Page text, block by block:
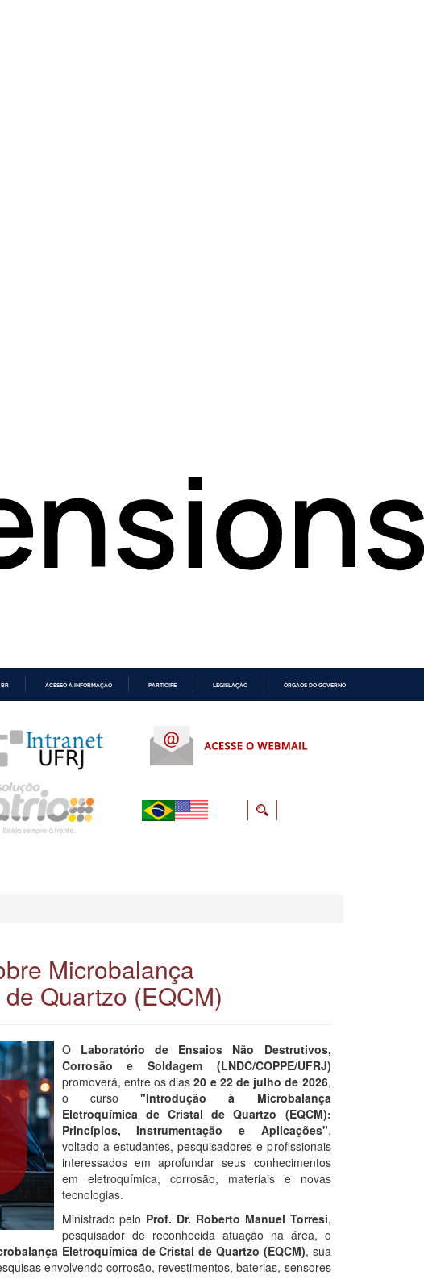
BR ACESSO À INFORMAÇÃO PARTICIPE LEGISLAÇÃO ÓRGÃOS DO GOVERNO
Microbalança
Quartzo (EQCM)
O Laboratório de Ensaios Não Destrutivos,
Corrosão e Soldagem (LNDC/COPPE/UFRJ)
promoverá, entre os dias20 e 22 de julho de 2026,
o curso "Introdução à Microbalança
Eletroquímica de Cristal de Quartzo (EQCM):
Princípios, Instrumentação e Aplicações",
voltado a estudantes, pesquisadores e profissionais
interessados em aprofundar seus conhecimentos
em eletroquímica, corrosão, materiais e novas
tecnologias.
Ministrado pelo Prof. Dr. Roberto Manuel Torresi,
pesquisador de reconhecida atuação na área, o
Eletroquímica de Cristal de Quartzo (EQCM), sua
envolvendo corrosão, revestimentos, baterias, sensores